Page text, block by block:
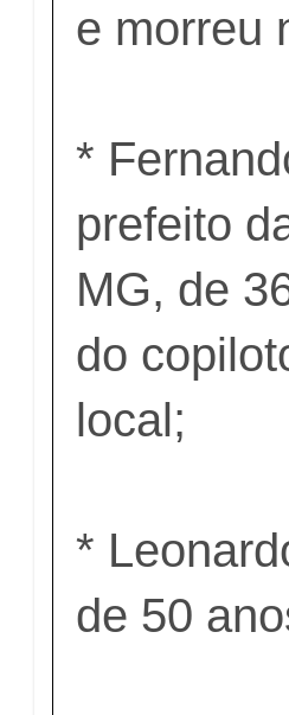
e morreu
*
prefeito
MG, de
do
local;
*
de 50